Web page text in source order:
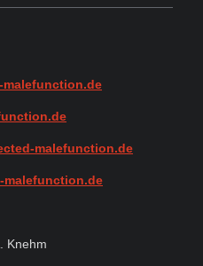
malefunction.de
malefunction.de
malefunction.de
Knehm